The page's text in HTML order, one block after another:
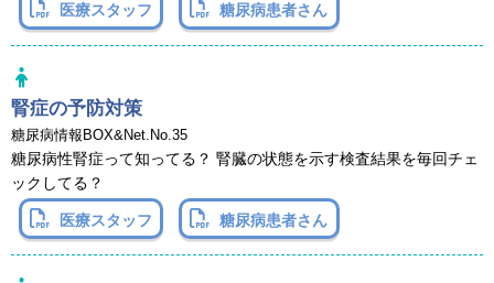
医療スタッフ 糖尿病患者さん
腎症の予防対策
糖尿病情報BOX&Net.No.35
糖尿病性腎症って知ってる？ 腎臓の状態を示す検査結果を毎回チェ
ックしてる？
医療スタッフ 糖尿病患者さん